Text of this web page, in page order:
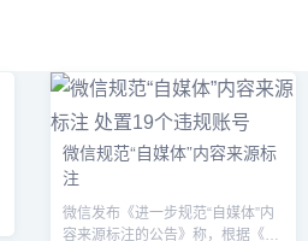
微信规范“自媒体”内容来源标
注
微信发布《进一步规范“自媒体”内
容来源标注的公告》称，根据《关